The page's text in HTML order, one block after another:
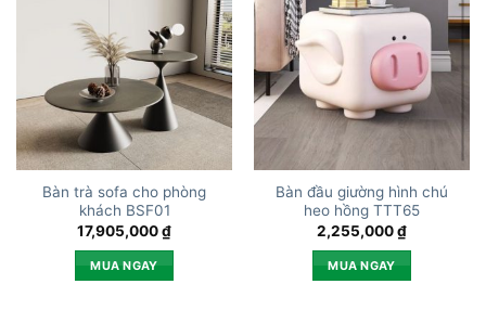
Bàn trà sofa cho phòng
khách BSF01
17,905,000₫
MUA NGAY
Bàn đầu giường hình chú
heo hồng TTT65
2,255,000₫
MUA NGAY